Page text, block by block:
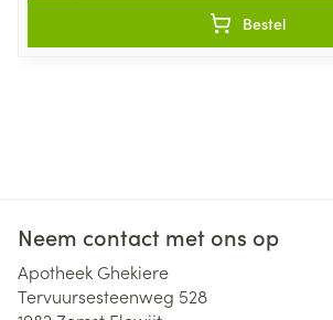
Bestel
Neem contact met ons op
Apotheek Ghekiere
Tervuursesteenweg 528